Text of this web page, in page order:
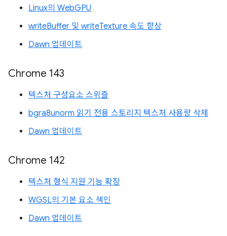
Linux의 WebGPU
writeBuffer 및 writeTexture 속도 향상
Dawn 업데이트
Chrome 143
텍스처 구성요소 스위즐
bgra8unorm 읽기 전용 스토리지 텍스처 사용량 삭제
Dawn 업데이트
Chrome 142
텍스처 형식 지원 기능 확장
WGSL의 기본 요소 색인
Dawn 업데이트